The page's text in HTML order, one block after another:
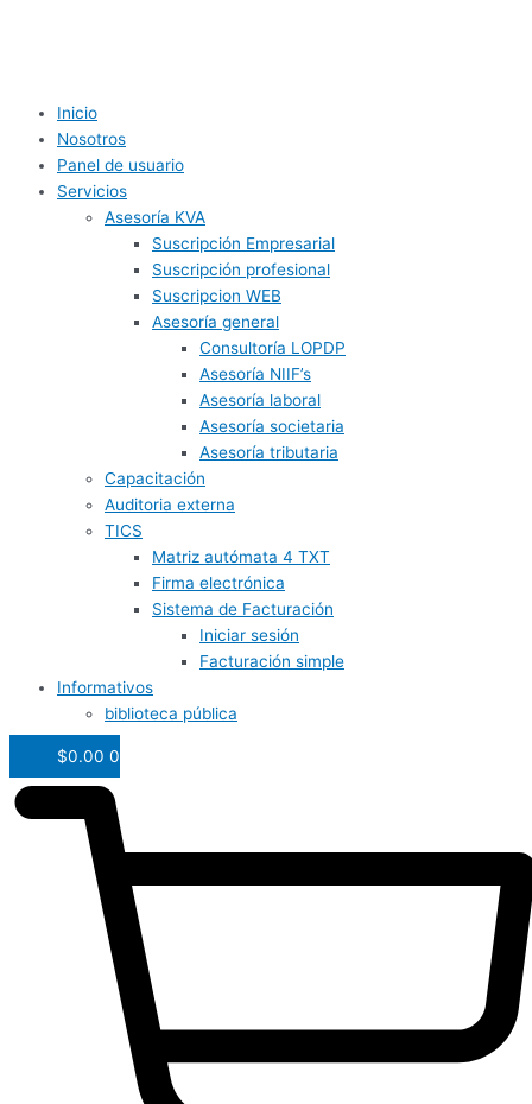
Inicio
Nosotros
Panel de usuario
Servicios
Asesoría KVA
Suscripción Empresarial
Suscripción profesional
Suscripcion WEB
Asesoría general
Consultoría LOPDP
Asesoría NIIF’s
Asesoría laboral
Asesoría societaria
Asesoría tributaria
Capacitación
Auditoria externa
TICS
Matriz autómata 4 TXT
Firma electrónica
Sistema de Facturación
Iniciar sesión
Facturación simple
Informativos
biblioteca pública
$0.00 0